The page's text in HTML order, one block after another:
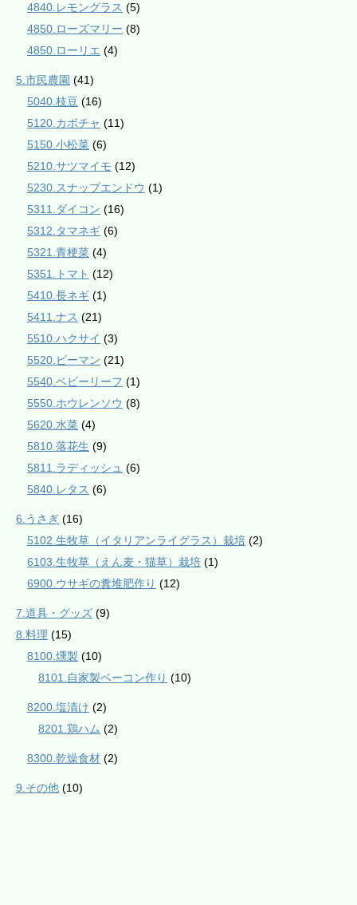
4840.レモングラス (5)
4850.ローズマリー (8)
4850.ローリエ (4)
5.市民農園 (41)
5040.枝豆 (16)
5120.カボチャ (11)
5150.小松菜 (6)
5210.サツマイモ (12)
5230.スナップエンドウ (1)
5311.ダイコン (16)
5312.タマネギ (6)
5321.青梗菜 (4)
5351.トマト (12)
5410.長ネギ (1)
5411.ナス (21)
5510.ハクサイ (3)
5520.ピーマン (21)
5540.ベビーリーフ (1)
5550.ホウレンソウ (8)
5620.水菜 (4)
5810.落花生 (9)
5811.ラディッシュ (6)
5840.レタス (6)
6.うさぎ (16)
5102.生牧草（イタリアンライグラス）栽培 (2)
6103.生牧草（えん麦・猫草）栽培 (1)
6900.ウサギの糞堆肥作り (12)
7.道具・グッズ (9)
8.料理 (15)
8100.燻製 (10)
8101.自家製ベーコン作り (10)
8200.塩漬け (2)
8201.鶏ハム (2)
8300.乾燥食材 (2)
9.その他 (10)